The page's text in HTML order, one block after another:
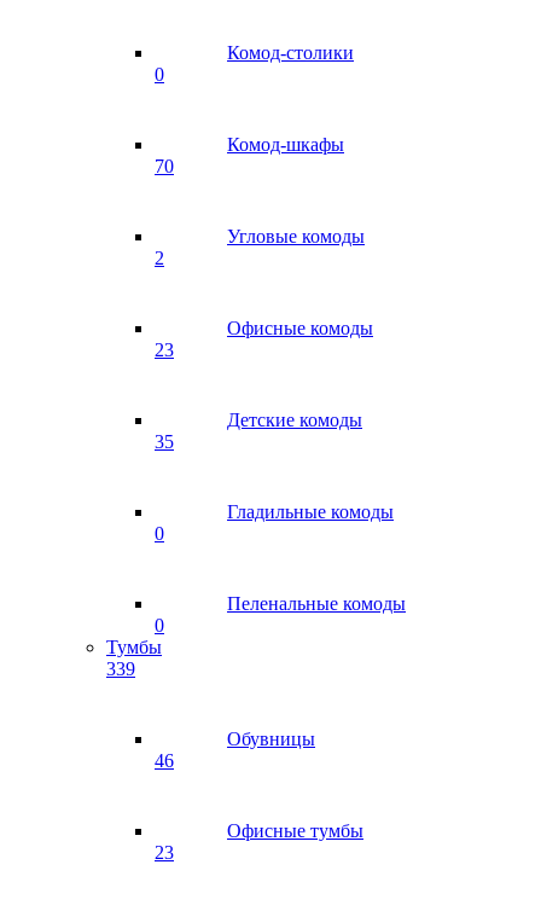
Комод-столики
0
Комод-шкафы
70
Угловые комоды
2
Офисные комоды
23
Детские комоды
35
Гладильные комоды
0
Пеленальные комоды
0
Тумбы
339
Обувницы
46
Офисные тумбы
23